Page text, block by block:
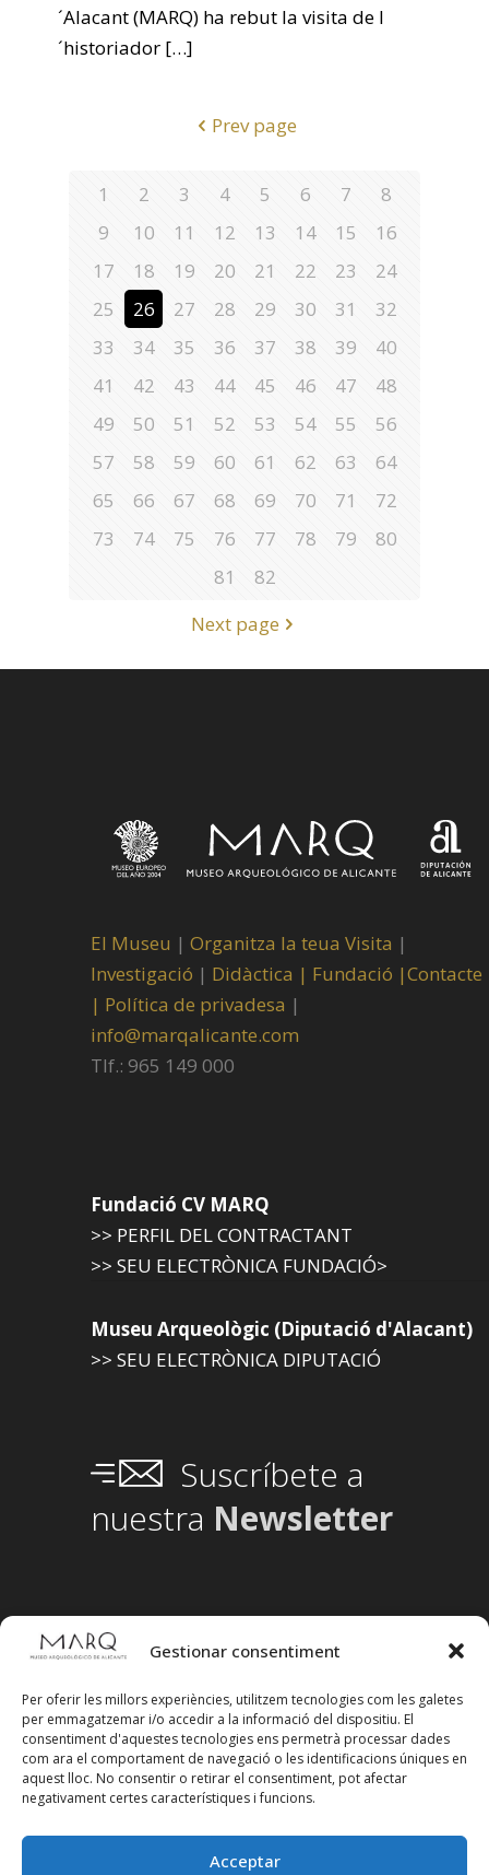
Gestionar consentiment
Per oferir les millors experiències, utilitzem tecnologies com les galetes
per emmagatzemar i/o accedir a la informació del dispositiu. El
consentiment d'aquestes tecnologies ens permetrà processar dades
com ara el comportament de navegació o les identificacions úniques en
aquest lloc. No consentir o retirar el consentiment, pot afectar
negativament certes característiques i funcions.
Acceptar
´Alacant (MARQ) ha rebut la visita de l
´historiador […]
Prev page
1 2 3 4 5 6 7
8
9
10 11 12 13 14 15
16
17
18 19 20 21 22 23
24
25
26 27 28 29 30 31
32
33
34 35 36 37 38 39
40
41
42 43 44 45 46 47
48
49
50 51 52 53 54 55
56
57
58 59 60 61 62 63
64
65
66 67 68 69 70 71
72
73
74 75 76 77 78 79
80
81
82
Next page
El Museu | Organitza la teua Visita |
Investigació | Didàctica | Fundació |Contacte
| Política de privadesa |
info@marqalicante.com
Tlf.: 965 149 000
Fundació CV MARQ
>> PERFIL DEL CONTRACTANT
>> SEU ELECTRÒNICA FUNDACIÓ>
Museu Arqueològic (Diputació d'Alacant)
>> SEU ELECTRÒNICA DIPUTACIÓ
Suscríbete a
nuestra Newsletter